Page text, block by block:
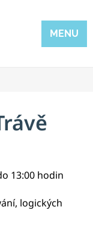
MENU
13:00 hodin
logických